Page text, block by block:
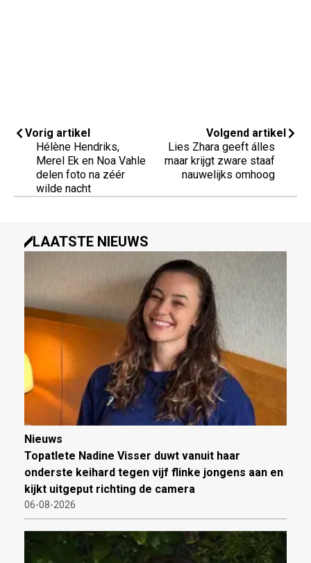
Vorig artikel
Hélène Hendriks,
Merel Ek en Noa Vahle
delen foto na zéér
wilde nacht
Volgend artikel
Lies Zhara geeft álles
maar krijgt zware staaf
nauwelijks omhoog
LAATSTE NIEUWS
Nieuws
Topatlete Nadine Visser duwt vanuit haar
onderste keihard tegen vijf flinke jongens aan en
kijkt uitgeput richting de camera
06-08-2026